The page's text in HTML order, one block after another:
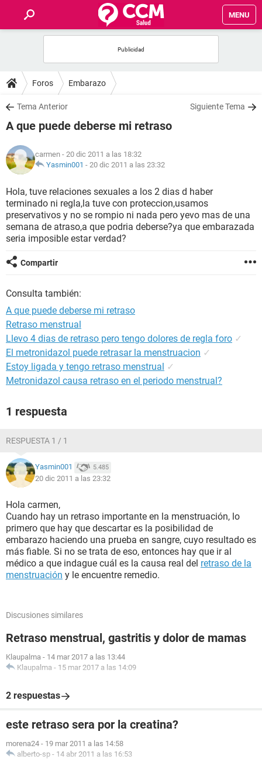
MENU
FOROS
SALUD
FAMILIA
NUTRICIÓN
BIENESTAR
SEXUALIDAD
GLOSARIO
Foros Embarazo
Tema Anterior Siguiente Tema
A que puede deberse mi retraso
carmen - 20 dic 2011 a las 18:32
Yasmin001 - 20 dic 2011 a las 23:32
Hola, tuve relaciones sexuales a los 2 dias d haber
terminado ni regla,la tuve con proteccion,usamos
preservativos y no se rompio ni nada pero yevo mas de una
semana de atraso,a que podria deberse?ya que embarazada
seria imposible estar verdad?
Compartir
Consulta también:
A que puede deberse mi retraso
Retraso menstrual
Llevo 4 dias de retraso pero tengo dolores de regla foro ✓
El metronidazol puede retrasar la menstruacion ✓
Estoy ligada y tengo retraso menstrual ✓
Metronidazol causa retraso en el periodo menstrual?
1 respuesta
RESPUESTA 1 / 1
Yasmin001 5.485
20 dic 2011 a las 23:32
Hola carmen,
Cuando hay un retraso importante en la menstruación, lo
primero que hay que descartar es la posibilidad de
embarazo haciendo una prueba en sangre, cuyo resultado es
más fiable. Si no se trata de eso, entonces hay que ir al
médico a que indague cuál es la causa real del retraso de la
menstruación y le encuentre remedio.
Discusiones similares
Retraso menstrual, gastritis y dolor de mamas
Klaupalma - 14 mar 2017 a las 13:44
Klaupalma - 15 mar 2017 a las 14:09
2 respuestas
este retraso sera por la creatina?
morena24 - 19 mar 2011 a las 14:58
alberto-sp - 14 abr 2011 a las 16:53